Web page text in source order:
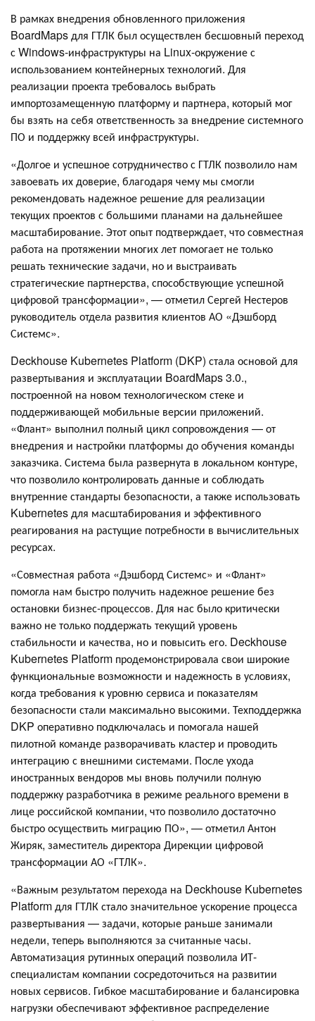
В рамках внедрения обновленного приложения
BoardMaps для ГТЛК был осуществлен бесшовный переход
с Windows-инфраструктуры на Linux-окружение с
использованием контейнерных технологий. Для
реализации проекта требовалось выбрать
импортозамещенную платформу и партнера, который мог
бы взять на себя ответственность за внедрение системного
ПО и поддержку всей инфраструктуры.
«Долгое и успешное сотрудничество с ГТЛК позволило нам
завоевать их доверие, благодаря чему мы смогли
рекомендовать надежное решение для реализации
текущих проектов с большими планами на дальнейшее
масштабирование. Этот опыт подтверждает, что совместная
работа на протяжении многих лет помогает не только
решать технические задачи, но и выстраивать
стратегические партнерства, способствующие успешной
цифровой трансформации», — отметил Сергей Нестеров
руководитель отдела развития клиентов АО «Дэшборд
Системс».
Deckhouse Kubernetes Platform (DKP) стала основой для
развертывания и эксплуатации BoardMaps 3.0.,
построенной на новом технологическом стеке и
поддерживающей мобильные версии приложений.
«Флант» выполнил полный цикл сопровождения — от
внедрения и настройки платформы до обучения команды
заказчика. Система была развернута в локальном контуре,
что позволило контролировать данные и соблюдать
внутренние стандарты безопасности, а также использовать
Kubernetes для масштабирования и эффективного
реагирования на растущие потребности в вычислительных
ресурсах.
«Совместная работа «Дэшборд Системс» и «Флант»
помогла нам быстро получить надежное решение без
остановки бизнес-процессов. Для нас было критически
важно не только поддержать текущий уровень
стабильности и качества, но и повысить его. Deckhouse
Kubernetes Platform продемонстрировала свои широкие
функциональные возможности и надежность в условиях,
когда требования к уровню сервиса и показателям
безопасности стали максимально высокими. Техподдержка
DKP оперативно подключалась и помогала нашей
пилотной команде разворачивать кластер и проводить
интеграцию с внешними системами. После ухода
иностранных вендоров мы вновь получили полную
поддержку разработчика в режиме реального времени в
лице российской компании, что позволило достаточно
быстро осуществить миграцию ПО», — отметил Антон
Жиряк, заместитель директора Дирекции цифровой
трансформации АО «ГТЛК».
«Важным результатом перехода на Deckhouse Kubernetes
Platform для ГТЛК стало значительное ускорение процесса
развертывания — задачи, которые раньше занимали
недели, теперь выполняются за считанные часы.
Автоматизация рутинных операций позволила ИТ-
специалистам компании сосредоточиться на развитии
новых сервисов. Гибкое масштабирование и балансировка
нагрузки обеспечивают эффективное распределение